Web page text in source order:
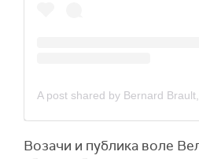
A post shared by Bernard
Возачи и публика воле